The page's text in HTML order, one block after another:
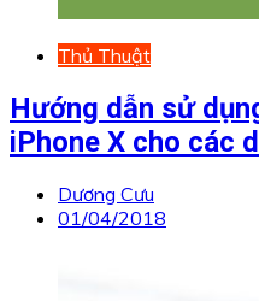
Thủ Thuật
Hướng dẫn sử
iPhone X cho các
Dương Cưu
01/04/2018